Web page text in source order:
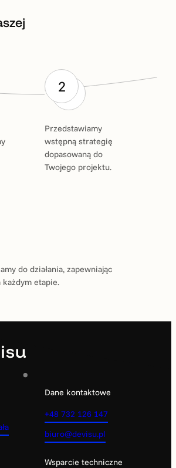
2
Przedstawiamy
wstępną strategię
dopasowaną do
Twojego projektu.
do działania, zapewniając
każdym etapie.
Dane kontaktowe
+48 732 126 147
biuro@devisu.pl
Wsparcie techniczne